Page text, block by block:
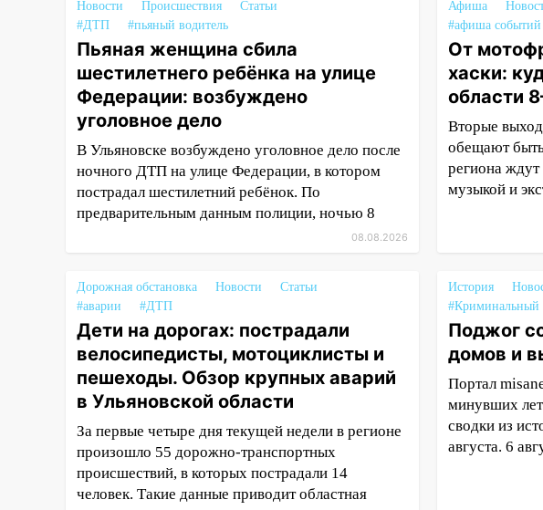
летнего мужчину, пропавшего
ещё 19 июля
10:30 От мотофристайла до
прогулки с хаски: куда сходить
в Ульяновской области 8–9
августа
10:11 Директора ульяновской
«Нефтяной топливной
компании» будут судить за
неуплату 48,4 млн рублей
пострадали велосипедисты,
мотоциклисты и пешеходы.
Обзор крупных аварий в
Ульяновской области
08:30 Поджог со свечой, 16
сгоревших домов и выстрел за
водку
07:50 Какая погоды будет днем
8 августа
Новости Происшествия
Статьи
#ДТП
#пьяный водитель
Пьяная женщина сбила
шестилетнего ребёнка на улице
Федерации: возбуждено
уголовное дело
В Ульяновске возбуждено уголовное дело после
ночного ДТП на улице Федерации, в котором
пострадал шестилетний ребёнок. По
предварительным данным полиции, ночью 8
08.08.2026
Афиша
#афиша
От
хаски:
области
Вторые
обещают
региона
музыкой и
Дорожная обстановка Новости
Статьи
#аварии
#ДТП
Дети на дорогах: пострадали
велосипедисты, мотоциклисты и
пешеходы. Обзор крупных аварий
в Ульяновской области
За первые четыре дня текущей недели в регионе
произошло 55 дорожно-транспортных
происшествий, в которых пострадали 14
человек. Такие данные приводит областная
История
#Криминальный
Поджог
домов и
Портал
минувших
сводки из
августа. 6